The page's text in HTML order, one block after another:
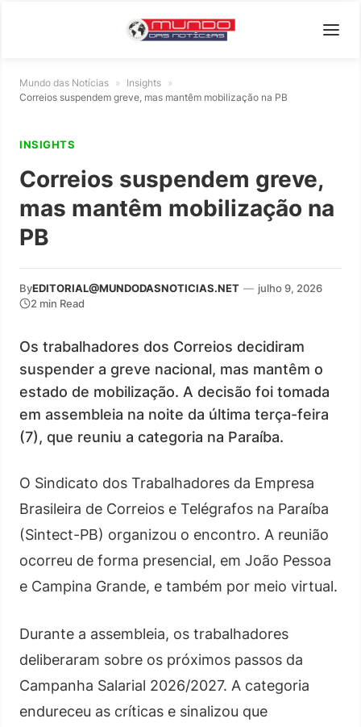
Mundo das Notícias » Insights »
Correios suspendem greve, mas mantêm mobilização na PB
INSIGHTS
Correios suspendem greve,
mas mantêm mobilização na
PB
ByEDITORIAL@MUNDODASNOTICIAS.NET — julho 9, 2026
2 min Read
Os trabalhadores dos Correios decidiram
suspender a greve nacional, mas mantêm o
estado de mobilização. A decisão foi tomada
em assembleia na noite da última terça-feira
(7), que reuniu a categoria na Paraíba.
O Sindicato dos Trabalhadores da Empresa
Brasileira de Correios e Telégrafos na Paraíba
(Sintect-PB) organizou o encontro. A reunião
ocorreu de forma presencial, em João Pessoa
e Campina Grande, e também por meio virtual.
Durante a assembleia, os trabalhadores
deliberaram sobre os próximos passos da
Campanha Salarial 2026/2027. A categoria
endureceu as críticas e sinalizou que